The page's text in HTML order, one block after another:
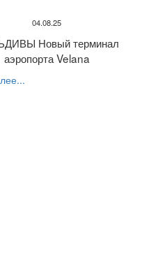
04.08.25
Новый терминал
аэропорта Velana